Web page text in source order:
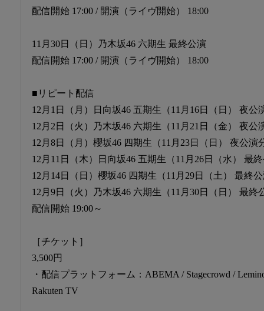
配信開始 17:00 / 開演（ライヴ開始） 18:00
11月30日（日）乃木坂46 六期生 最終公演
配信開始 17:00 / 開演（ライヴ開始） 18:00
■リピート配信
12月1日（月）日向坂46 五期生（11月16日（日） 夜公
12月2日（火）乃木坂46 六期生（11月21日（金） 夜公
12月8日（月）櫻坂46 四期生（11月23日（日） 夜公演
12月11日（木）日向坂46 五期生（11月26日（水） 最
12月14日（日）櫻坂46 四期生（11月29日（土） 最終
12月9日（火）乃木坂46 六期生（11月30日（日） 最終
配信開始 19:00～
［チケット］
3,500円
・配信プラットフォーム：ABEMA / Stagecrowd /
Rakuten TV